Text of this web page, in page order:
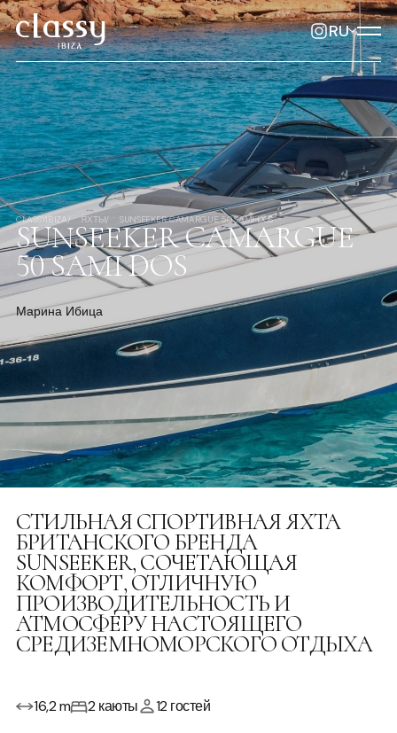
RU
CLASSYIBIZA ЯХТЫ SUNSEEKER CAMARGUE 50 SAMI DOS
SUNSEEKER CAMARGUE
50 SAMI DOS
Марина Ибица
СТИЛЬНАЯ СПОРТИВНАЯ ЯХТА
БРИТАНСКОГО БРЕНДА
SUNSEEKER, СОЧЕТАЮЩАЯ
КОМФОРТ, ОТЛИЧНУЮ
ПРОИЗВОДИТЕЛЬНОСТЬ И
АТМОСФЕРУ НАСТОЯЩЕГО
СРЕДИЗЕМНОМОРСКОГО ОТДЫХА
16,2 m 2 каюты 12 гостей